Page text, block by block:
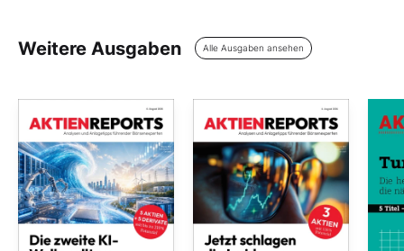
Weitere Ausgaben Alle Ausgaben ansehen